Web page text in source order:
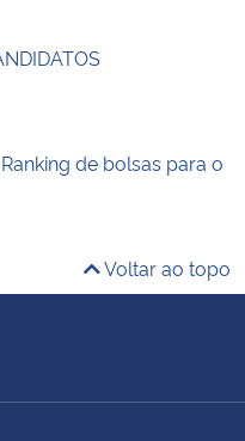
de bolsas para o
Voltar ao topo